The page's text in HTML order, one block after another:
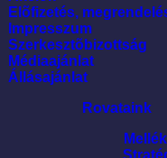
Elõfizetés,
Impresszum
Szerkesztõbizottság
Médiaajánlat
Állásajánlat
Rovataink